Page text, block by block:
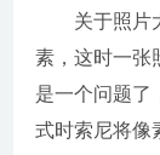
关于照片大
素，这时一张
是一个问题了
式时索尼将像